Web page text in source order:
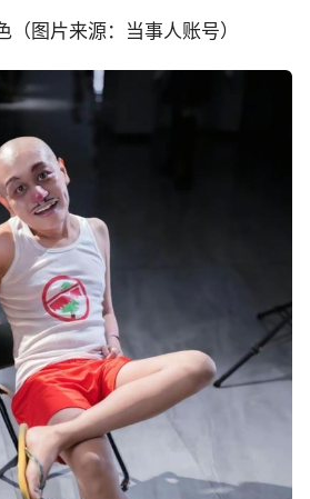
图片来源：当事人账号）